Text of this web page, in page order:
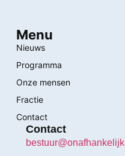
Menu
Nieuws
Programma
Onze mensen
Fractie
Contact
Contact